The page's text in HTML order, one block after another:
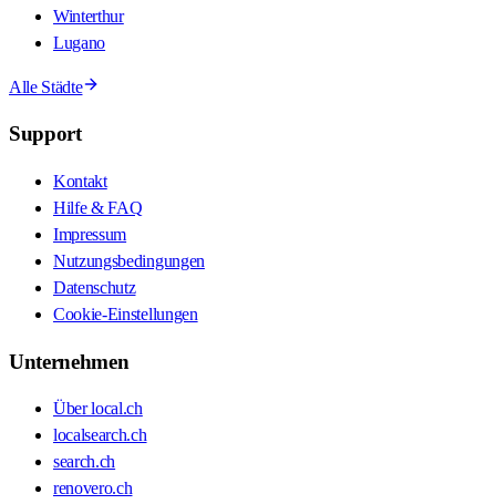
Winterthur
Lugano
Alle Städte
Support
Kontakt
Hilfe & FAQ
Impressum
Nutzungsbedingungen
Datenschutz
Cookie-Einstellungen
Unternehmen
Über local.ch
localsearch.ch
search.ch
renovero.ch